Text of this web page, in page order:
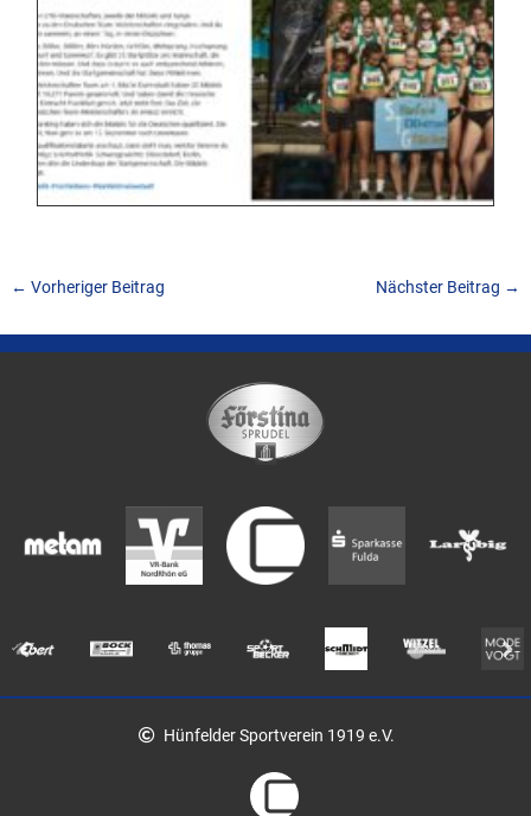
← Vorheriger Beitrag Nächster Beitrag →
Hünfelder Sportverein 1919 e.V.